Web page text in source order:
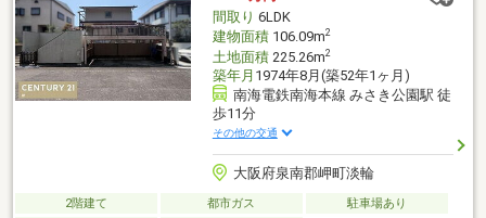
間取り 6LDK
建物面積106.09m2
土地面積225.26m2
築年月 1974年8月(築52年1ヶ月)
南海電鉄南海本線 みさき公園駅 徒
歩11分
その他の交通
大阪府泉南郡岬町淡輪
2階建て 都市ガス
駐車場あり